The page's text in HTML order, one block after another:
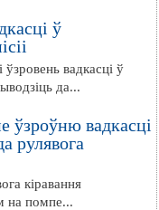
ў
вадкасці ў
да...
ўзроўню вадкасці
рулявога
кіравання
на помпе...